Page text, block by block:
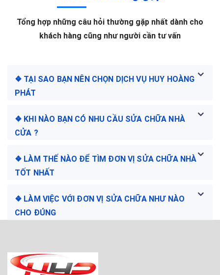
Tổng hợp những câu hỏi thường gặp nhất dành cho
khách hàng cũng như người cần tư vấn
❖ TẠI SAO BẠN NÊN CHỌN DỊCH VỤ HUY HOÀNG
PHÁT
❖ KHI NÀO BẠN CÓ NHU CẦU SỬA CHỮA NHÀ
CỬA ?
❖ LÀM THẾ NÀO ĐỂ TÌM ĐƠN VỊ SỬA CHỮA NHÀ
TỐT NHẤT
❖ LÀM VIỆC VỚI ĐƠN VỊ SỬA CHỮA NHƯ NÀO
CHO ĐÚNG